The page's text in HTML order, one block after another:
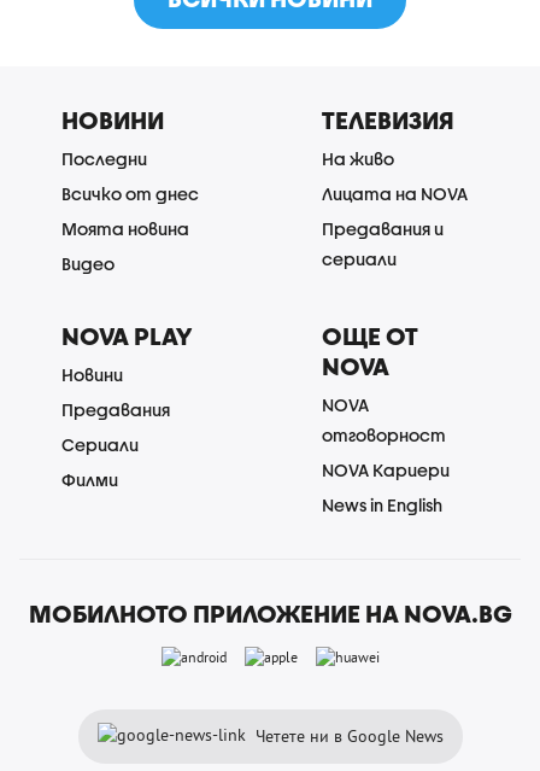
НОВИНИ
Последни
Всичко от днес
Моята новина
Видео
ТЕЛЕВИЗИЯ
На живо
Лицата на NOVA
Предавания и
сериали
NOVA PLAY
Новини
Предавания
Сериали
Филми
ОЩЕ ОТ
NOVA
NOVA
отговорност
NOVA Кариери
News in English
МОБИЛНОТО ПРИЛОЖЕНИЕ НА NOVA.BG
Четете ни в Google News